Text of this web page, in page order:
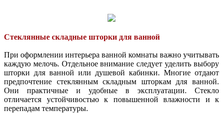
Стеклянные складные шторки для ванной
При оформлении интерьера ванной комнаты важно учитывать
каждую мелочь. Отдельное внимание следует уделить выбору
шторки для ванной или душевой кабинки. Многие отдают
предпочтение стеклянным складным шторкам для ванной.
Они практичные и удобные в эксплуатации. Стекло
отличается устойчивостью к повышенной влажности и к
перепадам температуры.